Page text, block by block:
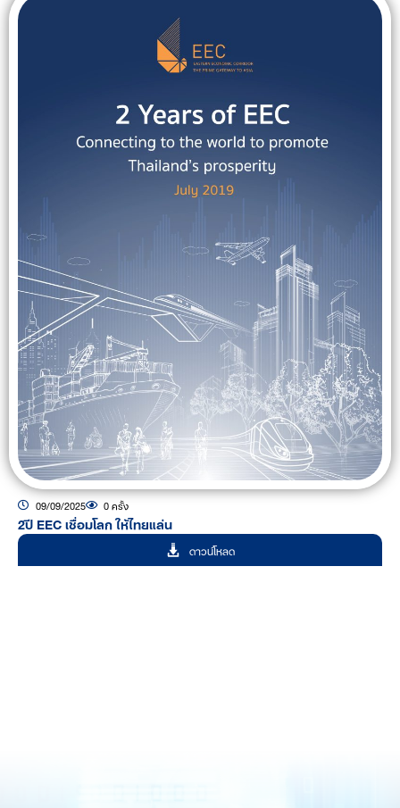
09/09/2025 0 ครั้ง
2ปี EEC เชื่อมโลก ให้ไทยแล่น
ดาวน์โหลด